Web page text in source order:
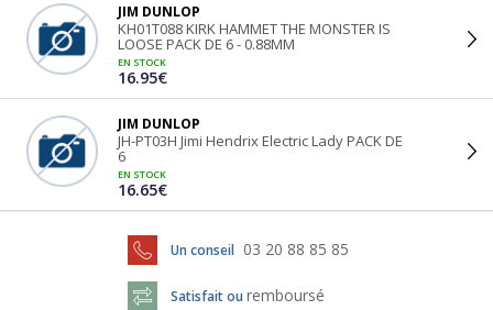
JIM DUNLOP
KH01T088 KIRK HAMMET THE MONSTER IS
LOOSE PACK DE 6 - 0.88MM
EN STOCK
16.95€
JIM DUNLOP
JH-PT03H Jimi Hendrix Electric Lady PACK DE
6
EN STOCK
16.65€
Un conseil 03 20 88 85 85
Satisfait ou remboursé